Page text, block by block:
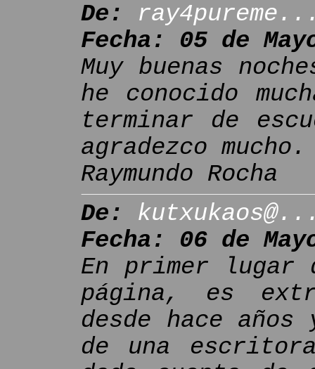
De:
Fecha: 05 de
Muy buenas
he conocido
terminar de
agradezco mucho.
Raymundo Rocha
De:
Fecha: 06 de
En primer
página, es
desde hace
de una